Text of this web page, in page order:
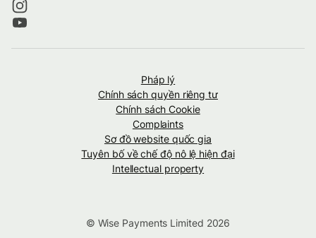
Pháp lý
Chính sách quyền riêng tư
Chính sách Cookie
Complaints
Sơ đồ website quốc gia
Tuyên bố về chế độ nô lệ hiện đại
Intellectual property
© Wise Payments Limited 2026